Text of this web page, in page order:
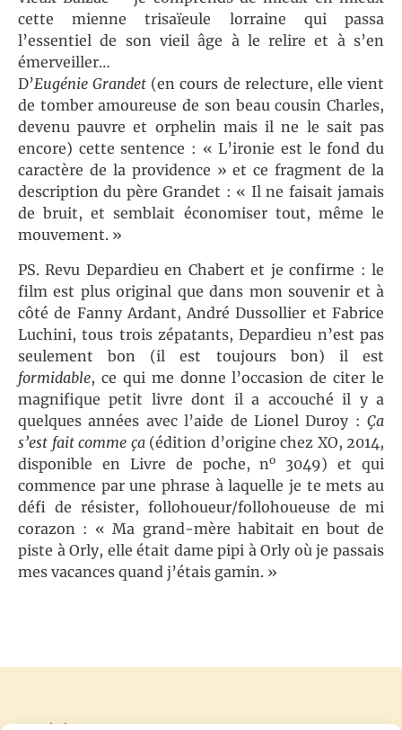
cette mienne trisaïeule lorraine qui passa
l’essentiel de son vieil âge à le relire et à s’en
émerveiller…
D’Eugénie Grandet (en cours de relecture, elle vient
de tomber amoureuse de son beau cousin Charles,
devenu pauvre et orphelin mais il ne le sait pas
encore) cette sentence : « L’ironie est le fond du
caractère de la providence » et ce fragment de la
description du père Grandet : « Il ne faisait jamais
de bruit, et semblait économiser tout, même le
mouvement. »
PS. Revu Depardieu en Chabert et je confirme : le
film est plus original que dans mon souvenir et à
côté de Fanny Ardant, André Dussollier et Fabrice
Luchini, tous trois zépatants, Depardieu n’est pas
seulement bon (il est toujours bon) il est
formidable, ce qui me donne l’occasion de citer le
magnifique petit livre dont il a accouché il y a
quelques années avec l’aide de Lionel Duroy : Ça
s’est fait comme ça(édition d’origine chez XO, 2014,
disponible en Livre de poche, no
3049) et qui
commence par une phrase à laquelle je te mets au
défi de résister, follohoueur/follohoueuse de mi
corazon : « Ma grand-mère habitait en bout de
piste à Orly, elle était dame pipi à Orly où je passais
mes vacances quand j’étais gamin. »